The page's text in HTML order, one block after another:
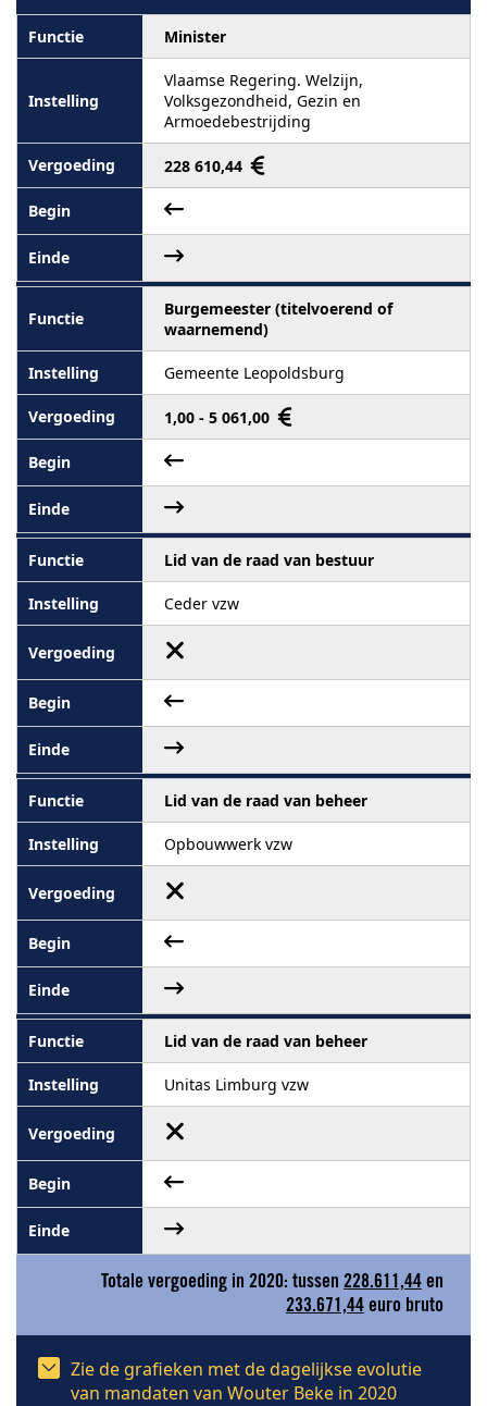
Minister
Vlaamse Regering. Welzijn,
Volksgezondheid, Gezin en
Armoedebestrijding
228 610,44
Burgemeester (titelvoerend of
waarnemend)
Gemeente Leopoldsburg
1,00 - 5 061,00
Lid van de raad van bestuur
Ceder vzw
Lid van de raad van beheer
Opbouwwerk vzw
Lid van de raad van beheer
Unitas Limburg vzw
Totale vergoeding in 2020: tussen 228.611,44 en
233.671,44 euro bruto
Zie de grafieken met de dagelijkse evolutie
van mandaten van Wouter Beke in 2020